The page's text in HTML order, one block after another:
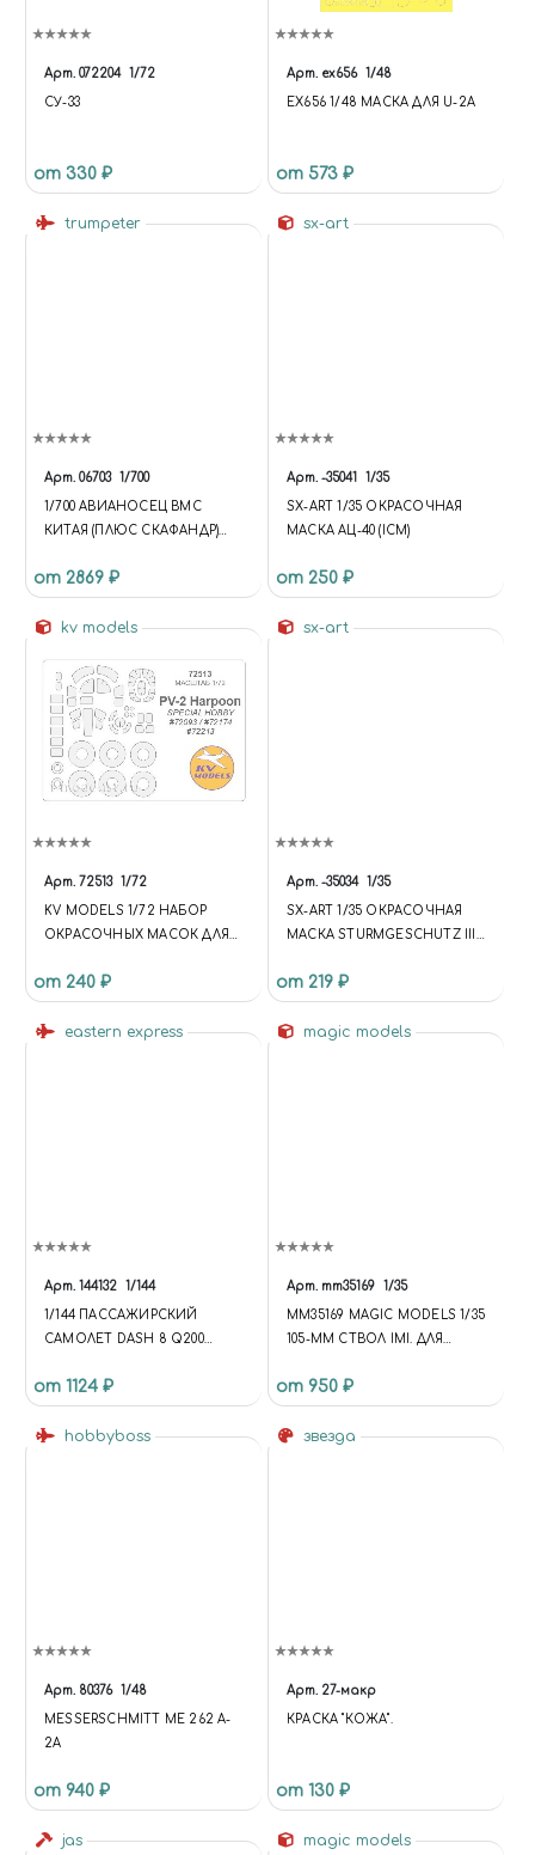
Арт. 072204 1/72
СУ-33
от 330 ₽
Арт. ex656 1/48
EX656 1/48 МАСКА ДЛЯ U-2A
от 573 ₽
trumpeter
Арт. 06703 1/700
1/700 АВИАНОСЕЦ ВМС
КИТАЯ (ПЛЮС СКАФАНДР)
CHINESE NAVY AIRCRAFT
CARRIER (PLUS SUIT)
(CONSOLIDATED)
от 2869 ₽
sx-art
Арт. -35041 1/35
SX-ART 1/35 ОКРАСОЧНАЯ
МАСКА АЦ-40 (ICM)
от 250 ₽
kv models
Арт. 72513 1/72
KV MODELS 1/72 НАБОР
ОКРАСОЧНЫХ МАСОК ДЛЯ
LOCKHEED PV-2 HARPOON +
МАСКИ НА ДИСКИ И
КОЛЕСА
от 240 ₽
sx-art
Арт. -35034 1/35
SX-ART 1/35 ОКРАСОЧНАЯ
МАСКА STURMGESCHUTZ III
от 219 ₽
eastern express
Арт. 144132 1/144
1/144 ПАССАЖИРСКИЙ
САМОЛЕТ DASH 8 Q200
от 1124 ₽
magic models
Арт. mm35169 1/35
MM35169 MAGIC MODELS 1/35
105-ММ СТВОЛ IMI. ДЛЯ
МЕРКАВА МК.IID (ACADEMY)
от 950 ₽
hobbyboss
Арт. 80376 1/48
MESSERSCHMITT ME 262 A-
2A
от 940 ₽
звезда
Арт. 27-макр
КРАСКА "КОЖА".
от 130 ₽
jas magic models